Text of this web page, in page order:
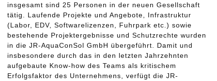
insgesamt sind 25 Personen in der neuen Gesellschaft
tätig. Laufende Projekte und Angebote, Infrastruktur
(Labor, EDV, Softwarelizenzen, Fuhrpark etc.) sowie
bestehende Projektergebnisse und Schutzrechte wurden
in die JR-AquaConSol GmbH übergeführt. Damit und
insbesondere durch das in den letzten Jahrzehnten
aufgebaute Know-how des Teams als kritischem
Erfolgsfaktor des Unternehmens, verfügt die JR-